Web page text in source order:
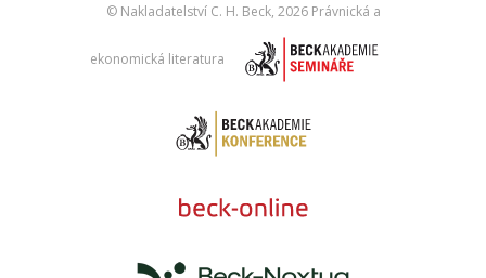
© Nakladatelství C. H. Beck, 2026 Právnická a
ekonomická literatura